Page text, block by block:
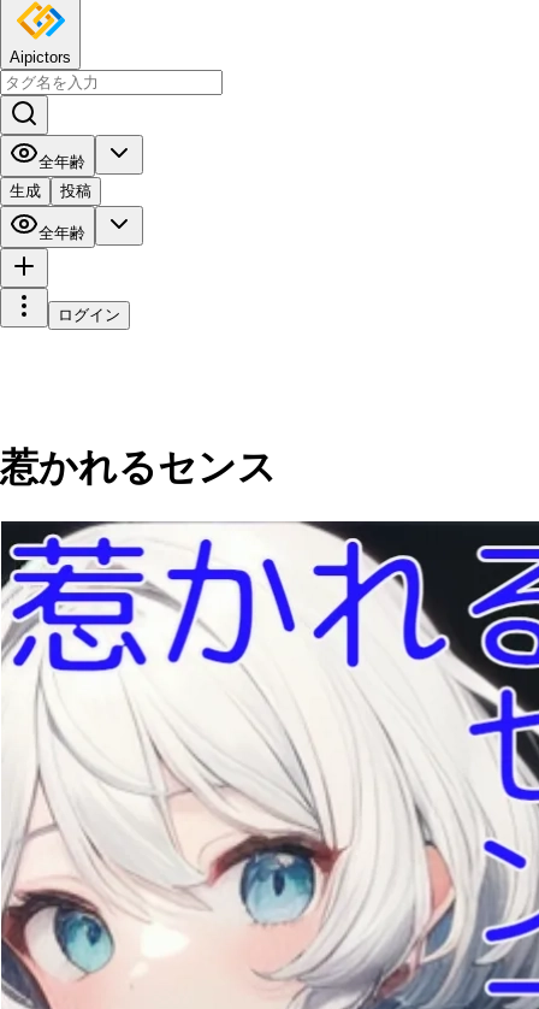
Aipictors
全年齢
生成
投稿
全年齢
ログイン
惹かれるセンス